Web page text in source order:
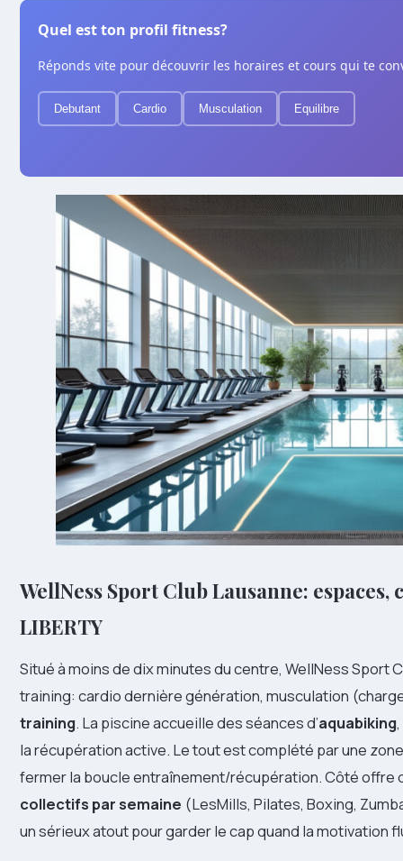
Quel est ton profil fitness?
Réponds vite pour découvrir les horaires et cours qui te
Debutant Cardio Musculation Equilibre
WellNess Sport Club Lausanne:
LIBERTY
Situé à moins de dix minutes du centre, WellNess Sport
training: cardio dernière génération, musculation
training. La piscine accueille des séances d’aquabiking
la récupération active. Le tout est complété par une
fermer la boucle entraînement/récupération. Côté offre
collectifs par semaine (LesMills, Pilates, Boxing,
un sérieux atout pour garder le cap quand la motivation